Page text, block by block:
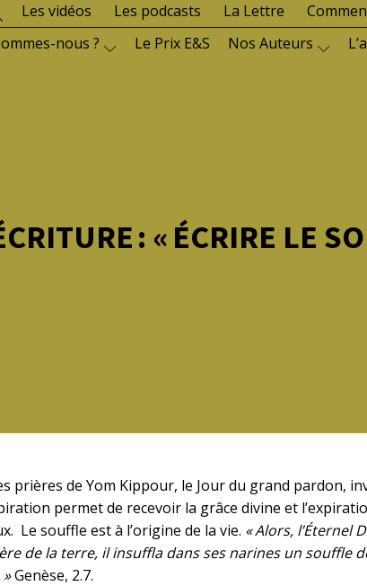
Les vidéos Les podcasts La Lettre
nous ? Le Prix E&S Nos Auteurs
: « ÉCRIRE LE
prières de Yom Kippour, le Jour du grand pardon,
permet de recevoir la grâce divine et
Le souffle est à l’origine de la vie. « Alors, l’Éternel
de la terre, il insuffla dans ses narines un souffle
Genèse, 2.7.